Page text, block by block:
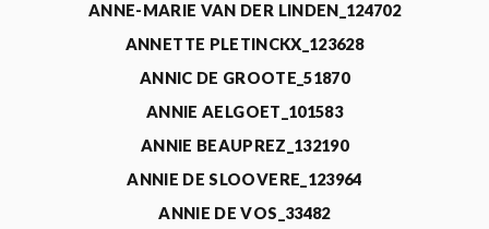
ANNE-MARIE VAN DER LINDEN_124702
ANNETTE PLETINCKX_123628
ANNIC DE GROOTE_51870
ANNIE AELGOET_101583
ANNIE BEAUPREZ_132190
ANNIE DE SLOOVERE_123964
ANNIE DE VOS_33482